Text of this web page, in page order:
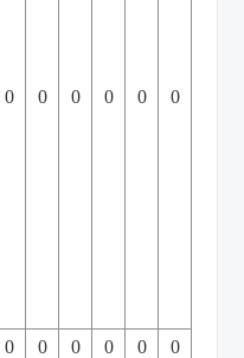
0 0 0 0 0 0
0 0 0 0 0
0